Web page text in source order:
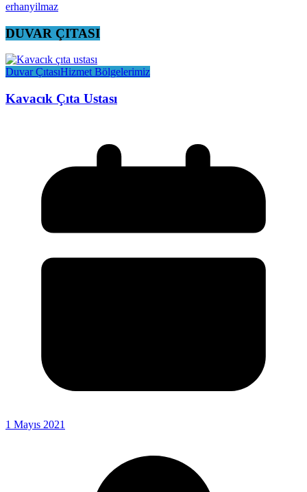
erhanyilmaz
DUVAR ÇITASI
Duvar ÇıtasıHizmet Bölgelerimiz
Kavacık Çıta Ustası
1 Mayıs 2021